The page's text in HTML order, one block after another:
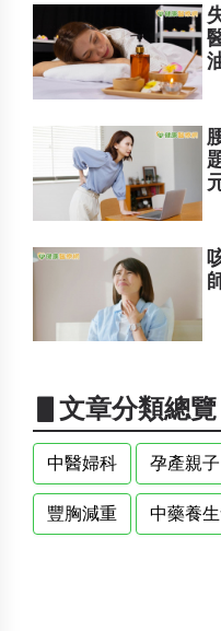
▋文章分類總覽
中醫婦科 孕產親子
豐胸減重 中藥養